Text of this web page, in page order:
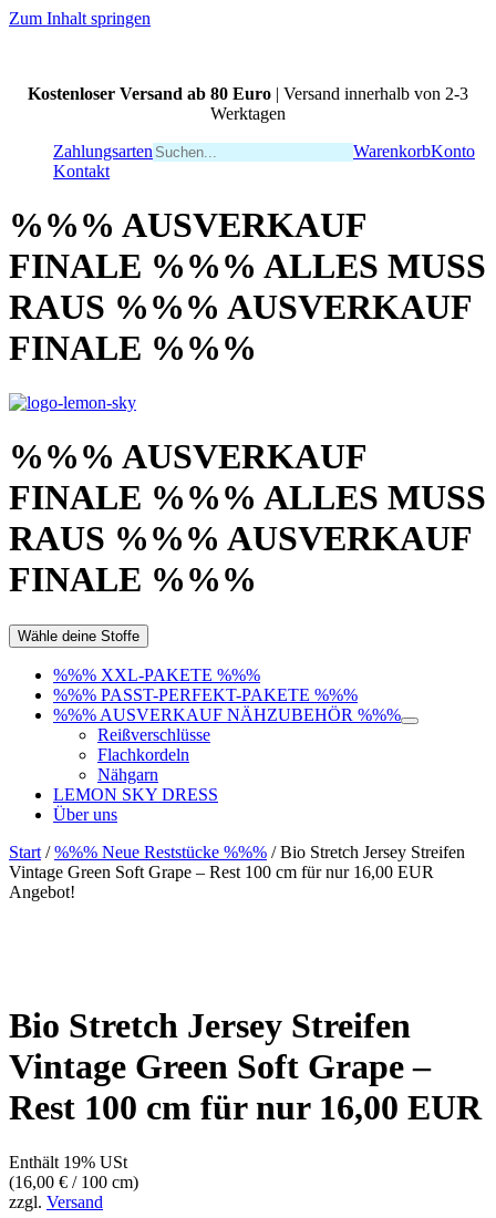
Zum Inhalt springen
Kostenloser Versand ab 80 Euro | Versand innerhalb von 2-3
Werktagen
Zahlungsarten
WarenkorbKonto
Kontakt
%%% AUSVERKAUF
FINALE %%% ALLES MUSS
RAUS %%% AUSVERKAUF
FINALE %%%
%%% AUSVERKAUF
FINALE %%% ALLES MUSS
RAUS %%% AUSVERKAUF
FINALE %%%
Wähle deine Stoffe
%%% XXL-PAKETE %%%
%%% PASST-PERFEKT-PAKETE %%%
%%% AUSVERKAUF NÄHZUBEHÖR %%%
Reißverschlüsse
Flachkordeln
Nähgarn
LEMON SKY DRESS
Über uns
Start /%%% Neue Reststücke %%% / Bio Stretch Jersey Streifen
Vintage Green Soft Grape – Rest 100 cm für nur 16,00 EUR
Angebot!
Bio Stretch Jersey Streifen
Vintage Green Soft Grape –
Rest 100 cm für nur 16,00 EUR
Enthält 19% USt
(16,00 € / 100 cm)
zzgl. Versand